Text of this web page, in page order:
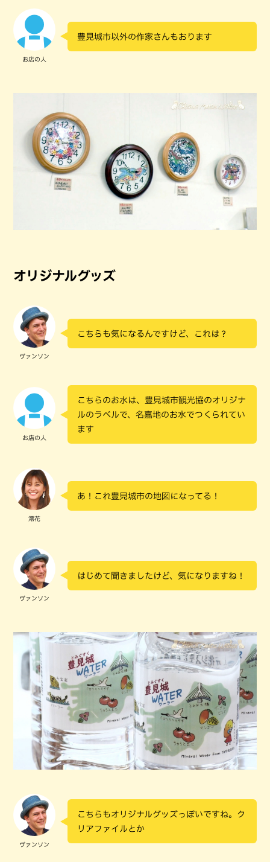
お店の人
豊見城市以外の作家さんもおります
オリジナルグッズ
ヴァンソン
こちらも気になるんですけど、これは？
お店の人
こちらのお水は、豊見城市観光協のオリジナ
ルのラベルで、名嘉地のお水でつくられてい
ます
澪花
あ！これ豊見城市の地図になってる！
ヴァンソン
はじめて聞きましたけど、気になりますね！
ヴァンソン
こちらもオリジナルグッズっぽいですね。ク
リアファイルとか